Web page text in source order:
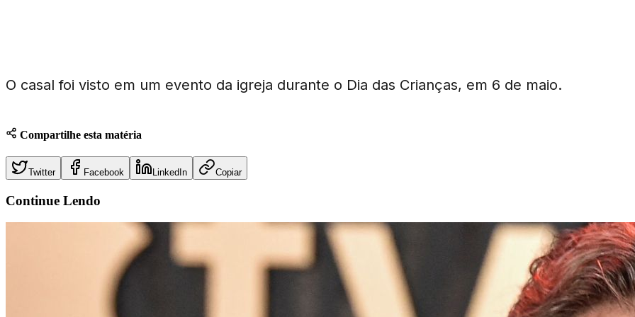
O casal foi visto em um evento da igreja durante o Dia das Crianças, em 6 de maio.
Compartilhe esta matéria
Twitter Facebook LinkedIn Copiar
Continue Lendo